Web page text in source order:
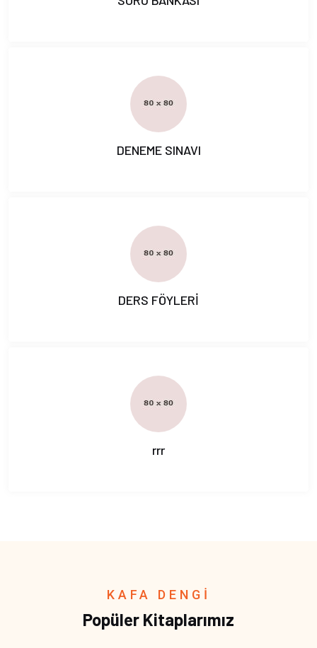
DENEME SINAVI
DERS FÖYLERİ
rrr
KAFA DENGİ
Popüler Kitaplarımız